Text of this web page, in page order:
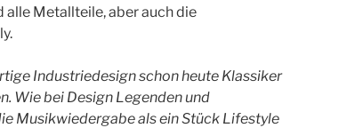
Metallteile, aber auch die
Industriedesign schon heute Klassiker
Wie bei Design Legenden und
Musikwiedergabe als ein Stück Lifestyle